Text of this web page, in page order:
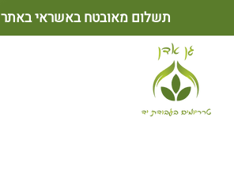
תשלום מאובטח באשראי באתר